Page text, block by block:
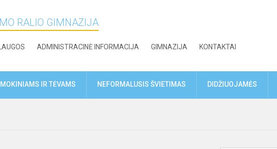
RALIO GIMNAZIJA
ADMINISTRACINĖ INFORMACIJA GIMNAZIJA KONTAKTAI
IR TĖVAMS NEFORMALUSIS ŠVIETIMAS DIDŽIUOJAMĖS